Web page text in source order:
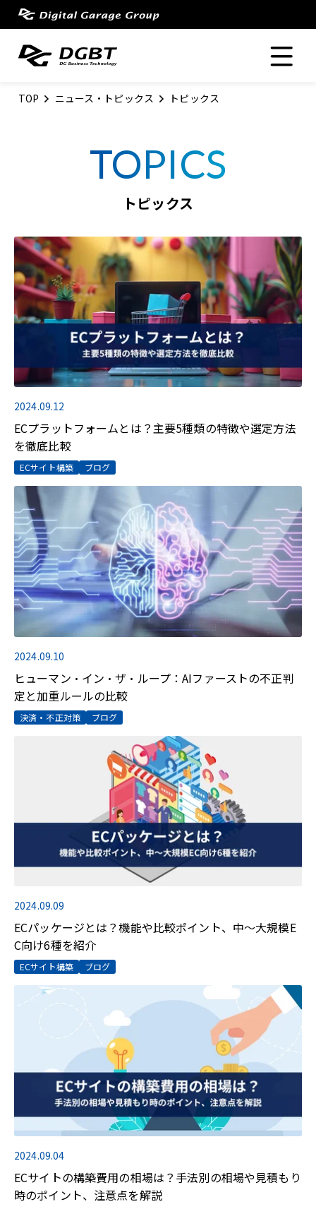
toggle navigation
TOP ニュース・トピックス トピックス
TOPICS
トピックス
2024.09.12
ECプラットフォームとは？主要5種類の特徴や選定方法
を徹底比較
ECサイト構築 ブログ
2024.09.10
ヒューマン・イン・ザ・ループ：AIファーストの不正判
定と加重ルールの比較
決済・不正対策 ブログ
2024.09.09
ECパッケージとは？機能や比較ポイント、中～大規模E
C向け6種を紹介
ECサイト構築 ブログ
2024.09.04
ECサイトの構築費用の相場は？手法別の相場や見積もり
時のポイント、注意点を解説